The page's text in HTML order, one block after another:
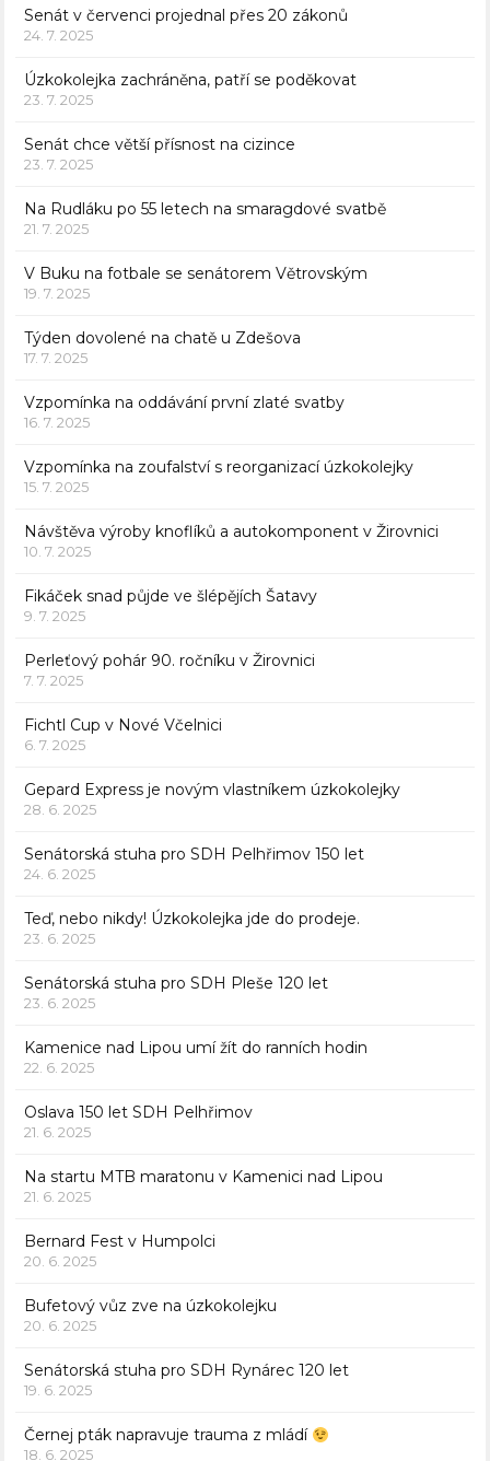
Senát v červenci projednal přes 20 zákonů
24. 7. 2025
Úzkokolejka zachráněna, patří se poděkovat
23. 7. 2025
Senát chce větší přísnost na cizince
23. 7. 2025
Na Rudláku po 55 letech na smaragdové svatbě
21. 7. 2025
V Buku na fotbale se senátorem Větrovským
19. 7. 2025
Týden dovolené na chatě u Zdešova
17. 7. 2025
Vzpomínka na oddávání první zlaté svatby
16. 7. 2025
Vzpomínka na zoufalství s reorganizací úzkokolejky
15. 7. 2025
Návštěva výroby knoflíků a autokomponent v Žirovnici
10. 7. 2025
Fikáček snad půjde ve šlépějích Šatavy
9. 7. 2025
Perleťový pohár 90. ročníku v Žirovnici
7. 7. 2025
Fichtl Cup v Nové Včelnici
6. 7. 2025
Gepard Express je novým vlastníkem úzkokolejky
28. 6. 2025
Senátorská stuha pro SDH Pelhřimov 150 let
24. 6. 2025
Teď, nebo nikdy! Úzkokolejka jde do prodeje.
23. 6. 2025
Senátorská stuha pro SDH Pleše 120 let
23. 6. 2025
Kamenice nad Lipou umí žít do ranních hodin
22. 6. 2025
Oslava 150 let SDH Pelhřimov
21. 6. 2025
Na startu MTB maratonu v Kamenici nad Lipou
21. 6. 2025
Bernard Fest v Humpolci
20. 6. 2025
Bufetový vůz zve na úzkokolejku
20. 6. 2025
Senátorská stuha pro SDH Rynárec 120 let
19. 6. 2025
Černej pták napravuje trauma z mládí
18. 6. 2025